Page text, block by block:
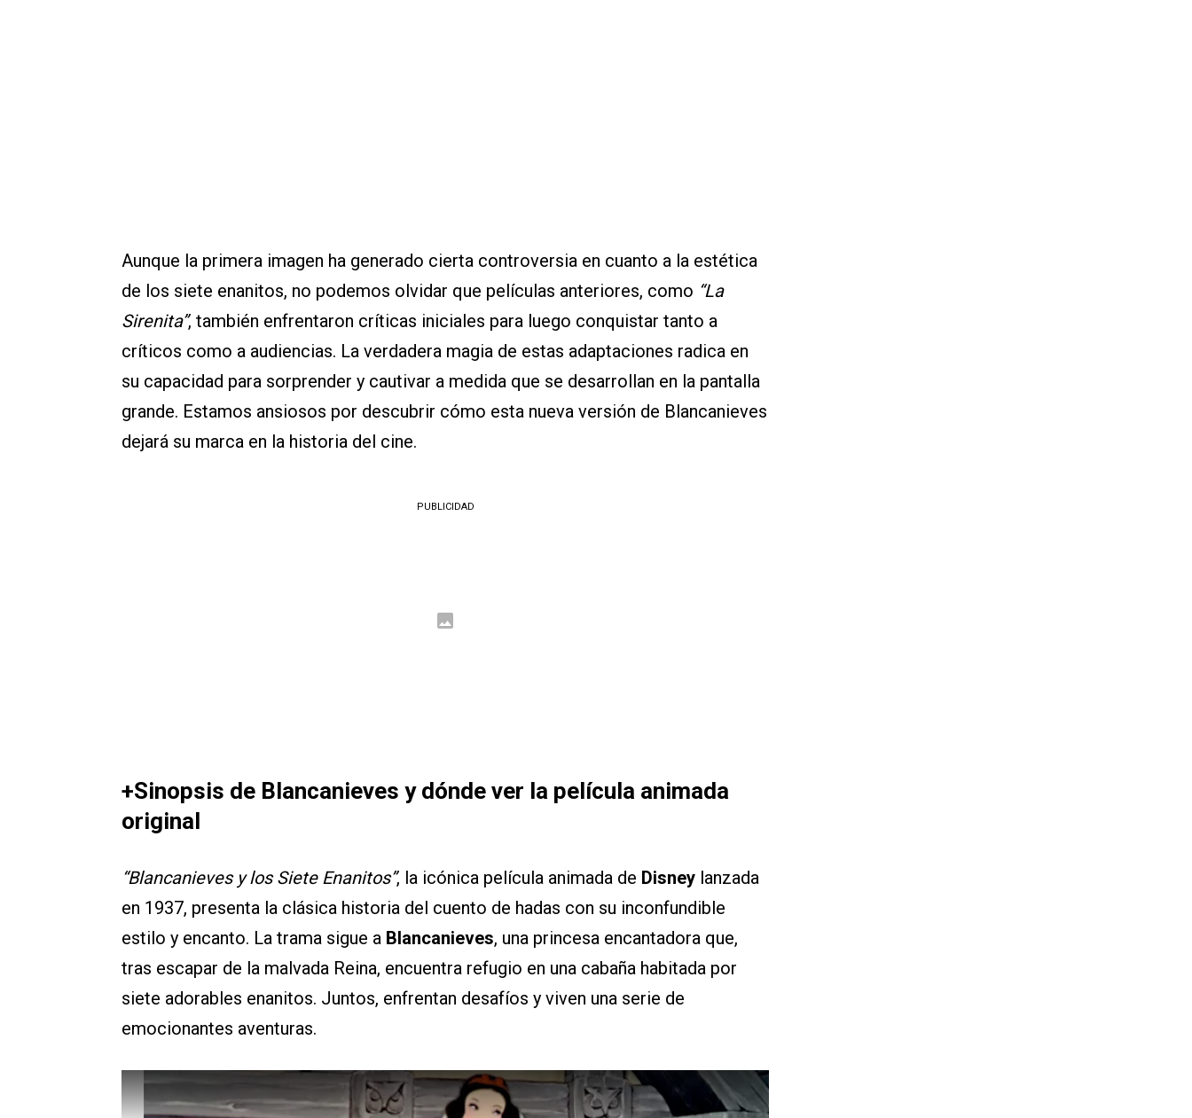
Aunque la primera imagen ha generado cierta controversia en cuanto a la estética
de los siete enanitos, no podemos olvidar que películas anteriores, como “La
Sirenita”, también enfrentaron críticas iniciales para luego conquistar tanto a
críticos como a audiencias. La verdadera magia de estas adaptaciones radica en
su capacidad para sorprender y cautivar a medida que se desarrollan en la pantalla
grande. Estamos ansiosos por descubrir cómo esta nueva versión de Blancanieves
dejará su marca en la historia del cine.
PUBLICIDAD
+Sinopsis de Blancanieves y dónde ver la película animada
original
“Blancanieves y los Siete Enanitos”, la icónica película animada de Disney lanzada
en 1937, presenta la clásica historia del cuento de hadas con su inconfundible
estilo y encanto. La trama sigue a Blancanieves, una princesa encantadora que,
tras escapar de la malvada Reina, encuentra refugio en una cabaña habitada por
siete adorables enanitos. Juntos, enfrentan desafíos y viven una serie de
emocionantes aventuras.